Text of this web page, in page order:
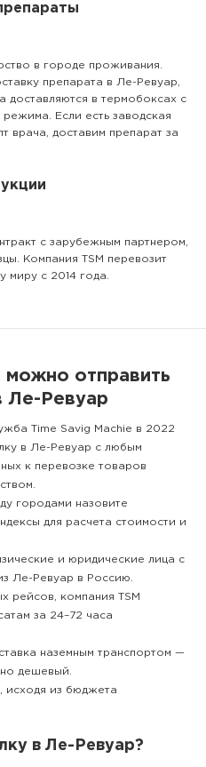
в городе проживания.
препарата в Ле-Ревуар,
доставляются в термобоксах с
Если есть заводская
врача, доставим препарат за
с зарубежным партнером,
Компания TSM перевозит
миру с 2014 года.
можно отправить
Ле-Ревуар
Time Savig Machie в 2022
в Ле-Ревуар с любым
к перевозке товаров
городами назовите
для расчета стоимости и
и юридические лица с
Ле-Ревуар в Россию.
рейсов, компания TSM
за 24–72 часа
наземным транспортом —
дешевый.
исходя из бюджета
в Ле-Ревуар?